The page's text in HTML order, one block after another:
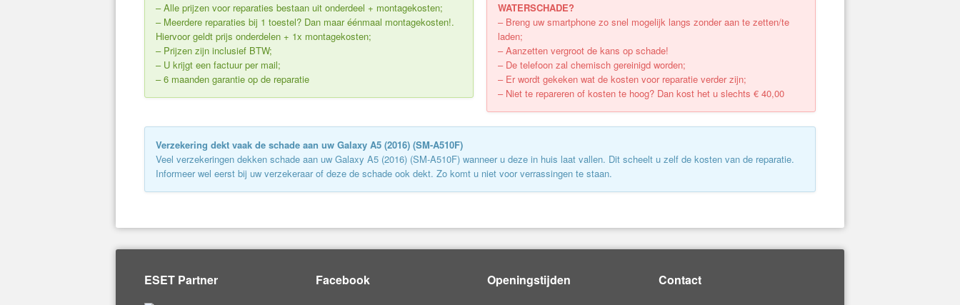
– Alle prijzen voor reparaties bestaan uit onderdeel + montagekosten;
– Meerdere reparaties bij 1 toestel? Dan maar éénmaal montagekosten!.
Hiervoor geldt prijs onderdelen + 1x montagekosten;
– Prijzen zijn inclusief BTW;
– U krijgt een factuur per mail;
– 6 maanden garantie op de reparatie
WATERSCHADE?
– Breng uw smartphone zo snel mogelijk langs zonder aan te zetten/te
laden;
– Aanzetten vergroot de kans op schade!
– De telefoon zal chemisch gereinigd worden;
– Er wordt gekeken wat de kosten voor reparatie verder zijn;
– Niet te repareren of kosten te hoog? Dan kost het u slechts € 40,00
Verzekering dekt vaak de schade aan uw Galaxy A5 (2016) (SM-A510F)
Veel verzekeringen dekken schade aan uw Galaxy A5 (2016) (SM-A510F) wanneer u deze in huis laat vallen. Dit scheelt u zelf de kosten van de reparatie.
Informeer wel eerst bij uw verzekeraar of deze de schade ook dekt. Zo komt u niet voor verrassingen te staan.
ESET Partner Facebook Openingstijden Contact